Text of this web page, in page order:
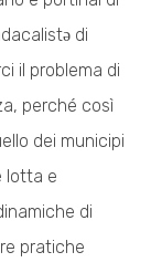
di
il problema di
perché così
dei municipi
lotta e
di
pratiche